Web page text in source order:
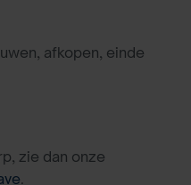
afkopen, einde
zie dan onze
.